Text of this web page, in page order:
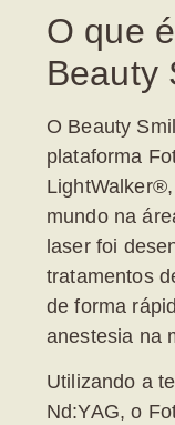
O que
Beauty
O Beauty
plataforma
LightWalker®
mundo na
laser foi
tratamentos
de forma
anestesia na
Utilizando a
Nd:YAG, o